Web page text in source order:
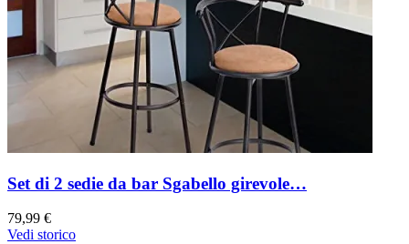
Set di 2 sedie da bar Sgabello girevole…
79,99 €
Vedi storico